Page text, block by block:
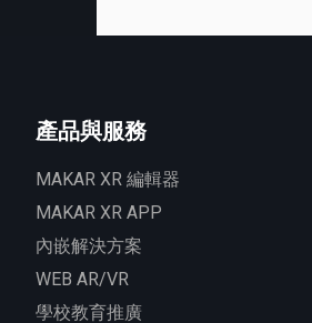
產品與服務
MAKAR XR 編輯器
MAKAR XR APP
內嵌解決方案
WEB AR/VR
學校教育推廣